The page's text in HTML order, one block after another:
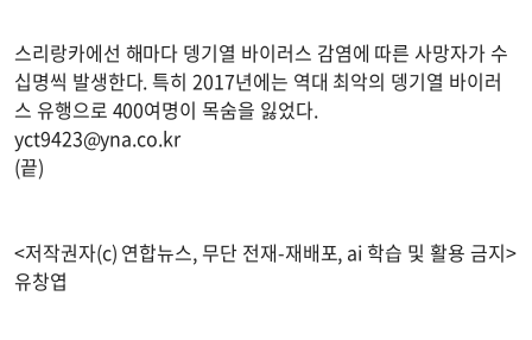
스리랑카에선 해마다 뎅기열 바이러스 감염에 따른 사망자가 수
십명씩 발생한다. 특히 2017년에는 역대 최악의 뎅기열 바이러
스 유행으로 400여명이 목숨을 잃었다.
yct9423@yna.co.kr
(끝)
<저작권자(c) 연합뉴스, 무단 전재-재배포, ai 학습 및 활용 금지>
유창엽